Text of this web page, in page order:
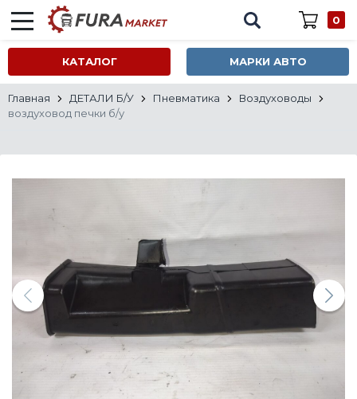
0
КАТАЛОГ МАРКИ АВТО
Главная ДЕТАЛИ Б/У Пневматика
Воздуховоды
воздуховод печки б/у